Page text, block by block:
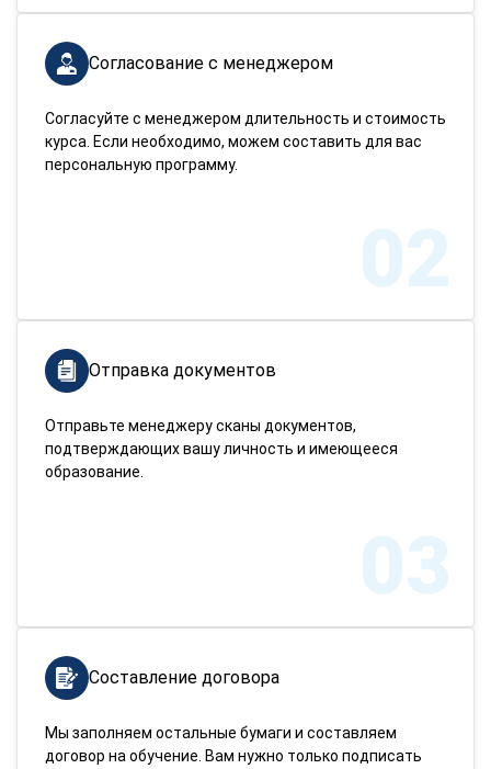
Согласование с менеджером
Согласуйте с менеджером длительность и стоимость
курса. Если необходимо, можем составить для вас
персональную программу.
02
Отправка документов
Отправьте менеджеру сканы документов,
подтверждающих вашу личность и имеющееся
образование.
03
Составление договора
Мы заполняем остальные бумаги и составляем
договор на обучение. Вам нужно только подписать